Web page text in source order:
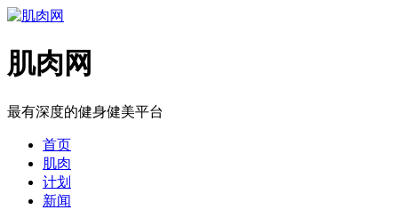
肌肉网
最有深度的健身健美平台
首页
肌肉
计划
新闻